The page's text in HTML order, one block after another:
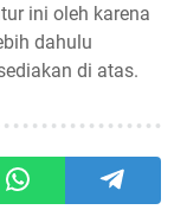
ini oleh karena
dahulu
di atas.